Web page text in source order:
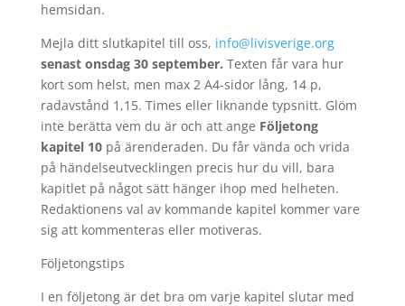
hemsidan.
Mejla ditt slutkapitel till oss, info@livisverige.org
senast onsdag 30 september. Texten får vara hur
kort som helst, men max 2 A4-sidor lång, 14 p,
radavstånd 1,15. Times eller liknande typsnitt. Glöm
inte berätta vem du är och att ange Följetong
kapitel 10på ärenderaden. Du får vända och vrida
på händelseutvecklingen precis hur du vill, bara
kapitlet på något sätt hänger ihop med helheten.
Redaktionens val av kommande kapitel kommer vare
sig att kommenteras eller motiveras.
Följetongstips
I en följetong är det bra om varje kapitel slutar med